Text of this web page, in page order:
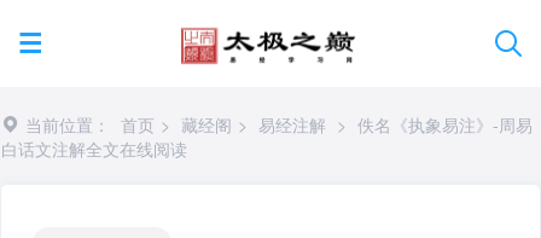
当前位置： 首页 > 藏经阁 > 易经注解 > 佚名《执象易注》-周易
白话文注解全文在线阅读